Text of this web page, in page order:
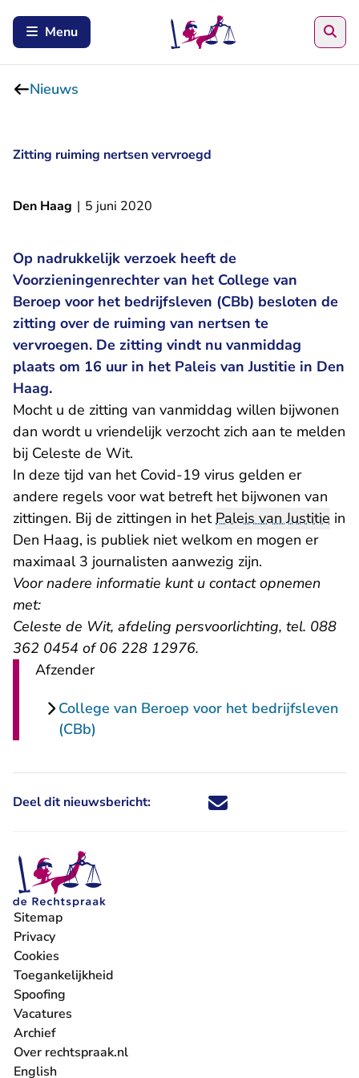
Menu
Nieuws
Zitting ruiming nertsen vervroegd
Den Haag | 5 juni 2020
Op nadrukkelijk verzoek heeft de
Voorzieningenrechter van het College van
Beroep voor het bedrijfsleven (CBb) besloten de
zitting over de ruiming van nertsen te
vervroegen. De zitting vindt nu vanmiddag
plaats om 16 uur in het Paleis van Justitie in Den
Haag.
Mocht u de zitting van vanmiddag willen bijwonen
dan wordt u vriendelijk verzocht zich aan te melden
bij Celeste de Wit.
In deze tijd van het Covid-19 virus gelden er
andere regels voor wat betreft het bijwonen van
zittingen. Bij de zittingen in hetPaleis van Justitie in
Den Haag, is publiek niet welkom en mogen er
maximaal 3 journalisten aanwezig zijn.
Voor nadere informatie kunt u contact opnemen
met:
Celeste de Wit, afdeling persvoorlichting, tel. 088
362 0454 of 06 228 12976.
Afzender
College van Beroep voor het bedrijfsleven
(CBb)
Deel dit nieuwsbericht: Deel dit nieuwsbericht via X -
Deel dit nieuwsbericht via
Deel dit nieuwsbericht
Deel dit
Sitemap
Privacy
Cookies
Toegankelijkheid
Spoofing
Vacatures
- U verlaat Rechtspraak.nl
Archief
Over rechtspraak.nl
English